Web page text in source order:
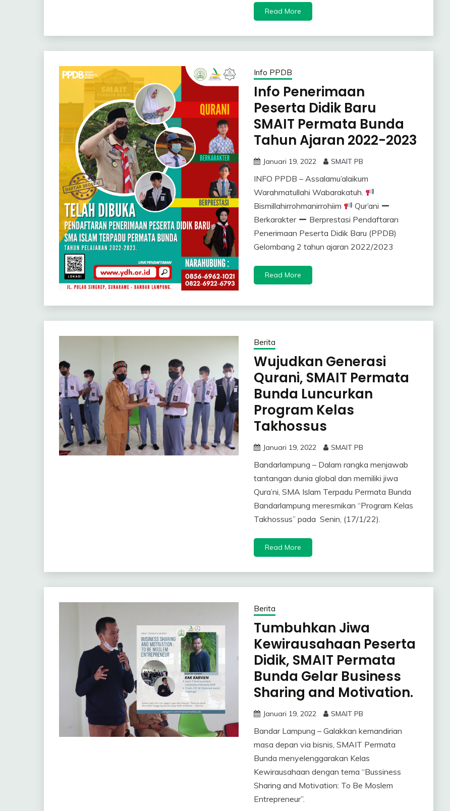
Read More
Info PPDB
Info Penerimaan
Peserta Didik Baru
SMAIT Permata Bunda
Tahun Ajaran 2022-2023
Januari 19, 2022 SMAIT PB
INFO PPDB – Assalamu’alaikum
Warahmatullahi Wabarakatuh.
Bismillahirrohmanirrohiim
Qur’ani
Berkarakter
Berprestasi Pendaftaran
Penerimaan Peserta Didik Baru (PPDB)
Gelombang 2 tahun ajaran 2022/2023
Read More
Berita
Wujudkan Generasi
Qurani, SMAIT Permata
Bunda Luncurkan
Program Kelas
Takhossus
Januari 19, 2022 SMAIT PB
Bandarlampung – Dalam rangka menjawab
tantangan dunia global dan memiliki jiwa
Qura’ni, SMA Islam Terpadu Permata Bunda
Bandarlampung meresmikan “Program Kelas
Takhossus” pada Senin, (17/1/22).
Read More
Berita
Tumbuhkan Jiwa
Kewirausahaan Peserta
Didik, SMAIT Permata
Bunda Gelar Business
Sharing and Motivation.
Januari 19, 2022 SMAIT PB
Bandar Lampung – Galakkan kemandirian
masa depan via bisnis, SMAIT Permata
Bunda menyelenggarakan Kelas
Kewirausahaan dengan tema “Bussiness
Sharing and Motivation: To Be Moslem
Entrepreneur”.